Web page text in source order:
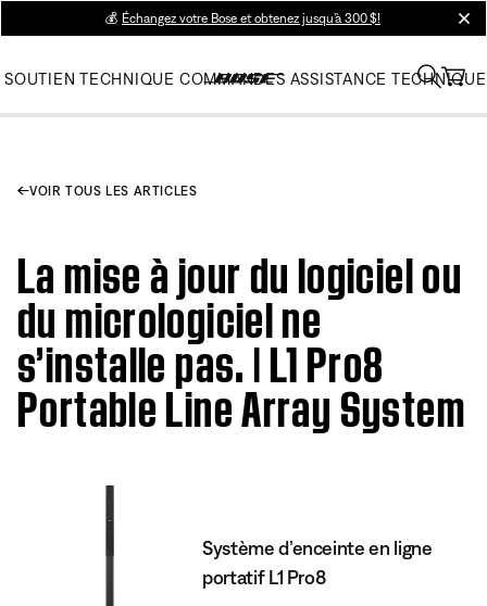
💰 Échangez votre Bose et obtenez jusqu’à 300 $!
SOUTIEN TECHNIQUE COMMANDES ASSISTANCE TECHNIQUE
VOIR TOUS LES ARTICLES
La mise à jour du logiciel ou
du micrologiciel ne
s’installe pas. | L1 Pro8
Portable Line Array System
Système d’enceinte en ligne
portatif L1 Pro8